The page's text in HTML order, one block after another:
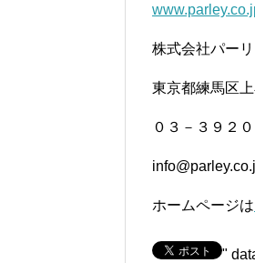
株式会社パー
東京都練馬区
０３－３９２
ホームページは
"